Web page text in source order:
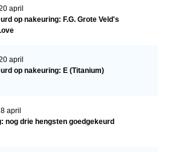
april
op nakeuring: F.G. Grote Veld's
april
op nakeuring: E (Titanium)
april
nog drie hengsten goedgekeurd